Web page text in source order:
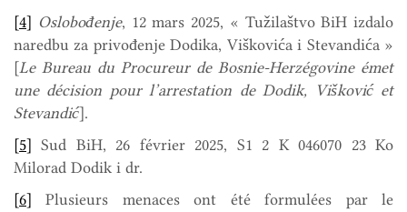
[4] Oslobođenje, 12 mars 2025, « Tužilaštvo BiH izdalo
naredbu za privođenje Dodika, Viškovića i Stevandića »
[Le Bureau du Procureur de Bosnie-Herzégovine émet
une décision pour l’arrestation de Dodik, Višković et
Stevandić].
[5] Sud BiH, 26 février 2025, S1 2 K 046070 23 Ko
Milorad Dodik i dr.
[6] Plusieurs menaces ont été formulées par le